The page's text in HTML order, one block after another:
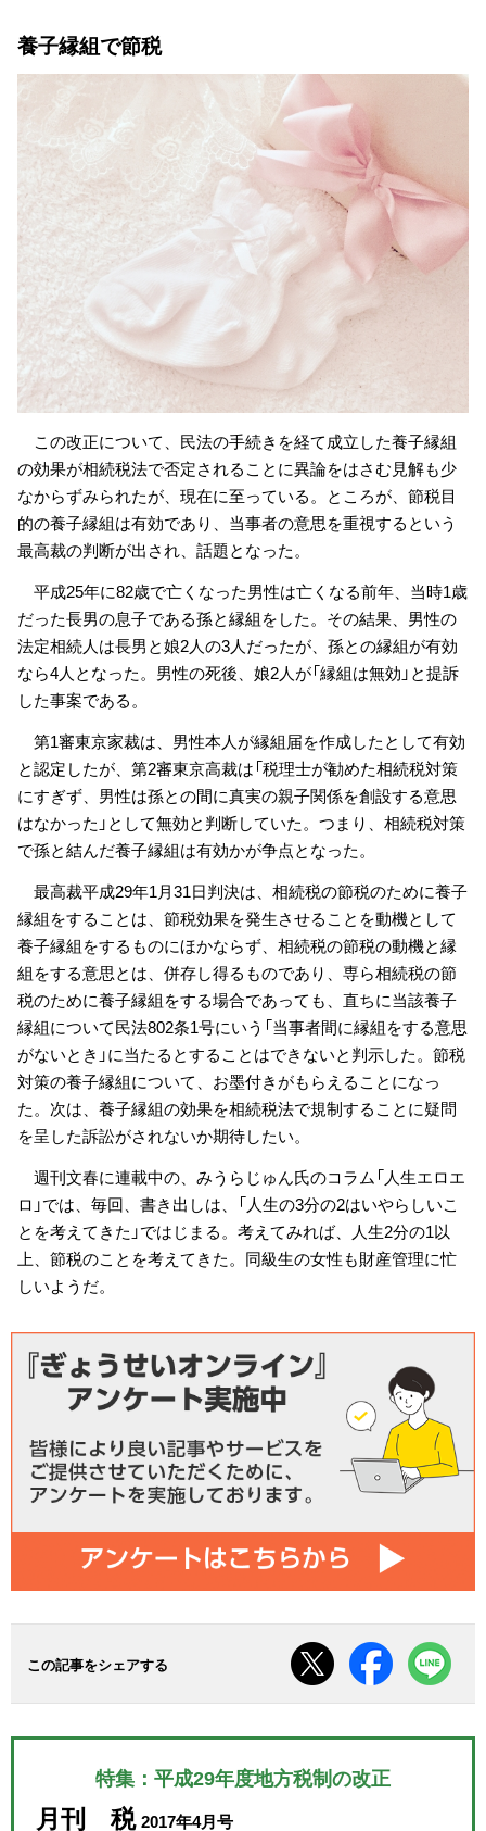
養子縁組で節税
この改正について、民法の手続きを経て成立した養子縁組
の効果が相続税法で否定されることに異論をはさむ見解も少
なからずみられたが、現在に至っている。ところが、節税目
的の養子縁組は有効であり、当事者の意思を重視するという
最高裁の判断が出され、話題となった。
平成25年に82歳で亡くなった男性は亡くなる前年、当時1歳
だった長男の息子である孫と縁組をした。その結果、男性の
法定相続人は長男と娘2人の3人だったが、孫との縁組が有効
なら4人となった。男性の死後、娘2人が「縁組は無効」と提訴
した事案である。
第1審東京家裁は、男性本人が縁組届を作成したとして有効
と認定したが、第2審東京高裁は「税理士が勧めた相続税対策
にすぎず、男性は孫との間に真実の親子関係を創設する意思
はなかった」として無効と判断していた。つまり、相続税対策
で孫と結んだ養子縁組は有効かが争点となった。
最高裁平成29年1月31日判決は、相続税の節税のために養子
縁組をすることは、節税効果を発生させることを動機として
養子縁組をするものにほかならず、相続税の節税の動機と縁
組をする意思とは、併存し得るものであり、専ら相続税の節
税のために養子縁組をする場合であっても、直ちに当該養子
縁組について民法802条1号にいう「当事者間に縁組をする意思
がないとき」に当たるとすることはできないと判示した。節税
対策の養子縁組について、お墨付きがもらえることになっ
た。次は、養子縁組の効果を相続税法で規制することに疑問
を呈した訴訟がされないか期待したい。
週刊文春に連載中の、みうらじゅん氏のコラム「人生エロエ
ロ」では、毎回、書き出しは、「人生の3分の2はいやらしいこ
とを考えてきた」ではじまる。考えてみれば、人生2分の1以
上、節税のことを考えてきた。同級生の女性も財産管理に忙
しいようだ。
この記事をシェアする
特集：平成29年度地方税制の改正
月刊 税 2017年4月号